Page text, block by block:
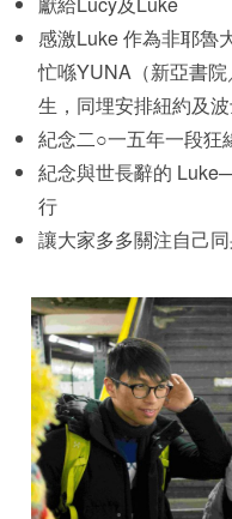
感激Luke 作為非耶魯
忙喺YUNA（新亞書
生，同埋安排紐約及
紀念二○一五年一段狂
紀念與世長辭的
行
讓大家多多關注自己